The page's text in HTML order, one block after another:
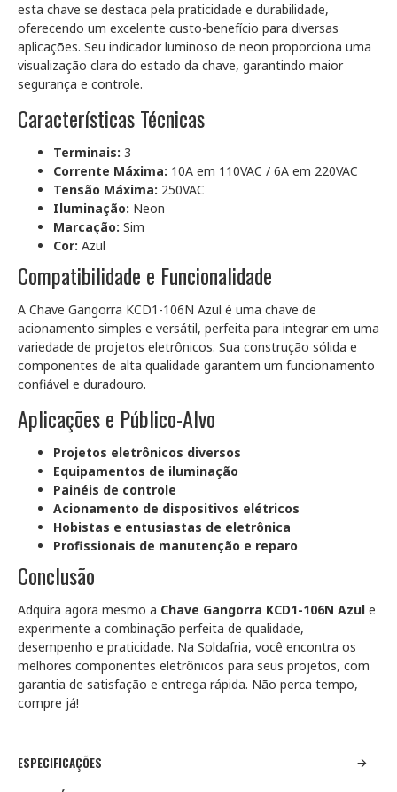
esta chave se destaca pela praticidade e durabilidade,
oferecendo um excelente custo-benefício para diversas
aplicações. Seu indicador luminoso de neon proporciona uma
visualização clara do estado da chave, garantindo maior
segurança e controle.
Características Técnicas
Terminais: 3
Corrente Máxima: 10A em 110VAC / 6A em 220VAC
Tensão Máxima: 250VAC
Iluminação: Neon
Marcação: Sim
Cor: Azul
Compatibilidade e Funcionalidade
A Chave Gangorra KCD1-106N Azul é uma chave de
acionamento simples e versátil, perfeita para integrar em uma
variedade de projetos eletrônicos. Sua construção sólida e
componentes de alta qualidade garantem um funcionamento
confiável e duradouro.
Aplicações e Público-Alvo
Projetos eletrônicos diversos
Equipamentos de iluminação
Painéis de controle
Acionamento de dispositivos elétricos
Hobistas e entusiastas de eletrônica
Profissionais de manutenção e reparo
Conclusão
Adquira agora mesmo a Chave Gangorra KCD1-106N Azul e
experimente a combinação perfeita de qualidade,
desempenho e praticidade. Na Soldafria, você encontra os
melhores componentes eletrônicos para seus projetos, com
garantia de satisfação e entrega rápida. Não perca tempo,
compre já!
ESPECIFICAÇÕES